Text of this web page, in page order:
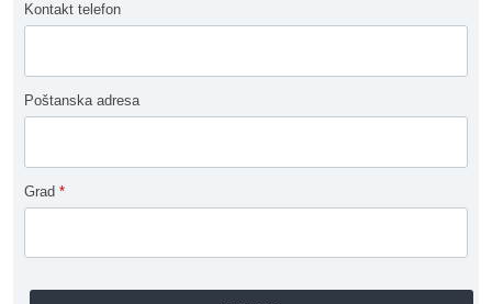
Kontakt telefon
Poštanska adresa
Grad *